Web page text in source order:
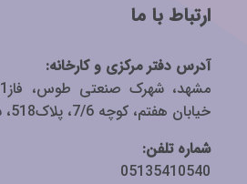
ارتباط با ما
آدرس دفتر مرکزی و کارخانه:
خیابان هفتم، کوچه 7/6، پلاک518، شرکت نی شهد
شماره تلفن:
05135410540